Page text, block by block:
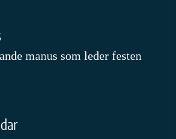
manus som leder festen